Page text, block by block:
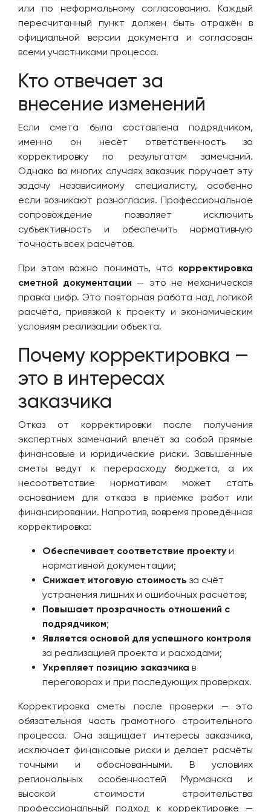
или по неформальному согласованию. Каждый
пересчитанный пункт должен быть отражён в
официальной версии документа и согласован
всеми участниками процесса.
Кто отвечает за
внесение изменений
Если смета была составлена подрядчиком,
именно он несёт ответственность за
корректировку по результатам замечаний.
Однако во многих случаях заказчик поручает эту
задачу независимому специалисту, особенно
если возникают разногласия. Профессиональное
сопровождение позволяет исключить
субъективность и обеспечить нормативную
точность всех расчётов.
При этом важно понимать, что корректировка
сметной документации — это не механическая
правка цифр. Это повторная работа над логикой
расчёта, привязкой к проекту и экономическим
условиям реализации объекта.
Почему корректировка —
это в интересах
заказчика
Отказ от корректировки после получения
экспертных замечаний влечёт за собой прямые
финансовые и юридические риски. Завышенные
сметы ведут к перерасходу бюджета, а их
несоответствие нормативам может стать
основанием для отказа в приёмке работ или
финансировании. Напротив, вовремя проведённая
корректировка:
Обеспечивает соответствие проекту и
нормативной документации;
Снижает итоговую стоимость за счёт
устранения лишних и ошибочных расчётов;
Повышает прозрачность отношений с
подрядчиком;
Является основой для успешного контроля
за реализацией проекта и расходами;
Укрепляет позицию заказчика в
переговорах и при последующих проверках.
Корректировка сметы после проверки — это
обязательная часть грамотного строительного
процесса. Она защищает интересы заказчика,
исключает финансовые риски и делает расчёты
точными и обоснованными. В условиях
региональных особенностей Мурманска и
высокой стоимости строительства
профессиональный подход к корректировке —